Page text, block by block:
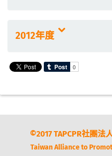
2012年度
©2017 TAPCPR社團法
Taiwan Alliance to